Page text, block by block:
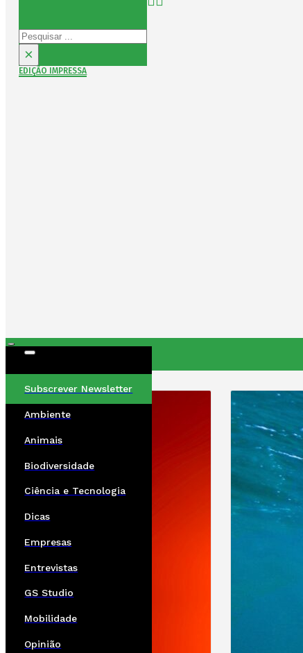
Pesquisar
×
EDIÇÃO IMPRESSA
Subscrever Newsletter
Ambiente
Animais
Biodiversidade
Ciência e Tecnologia
Dicas
Empresas
Entrevistas
GS Studio
Mobilidade
Opinião